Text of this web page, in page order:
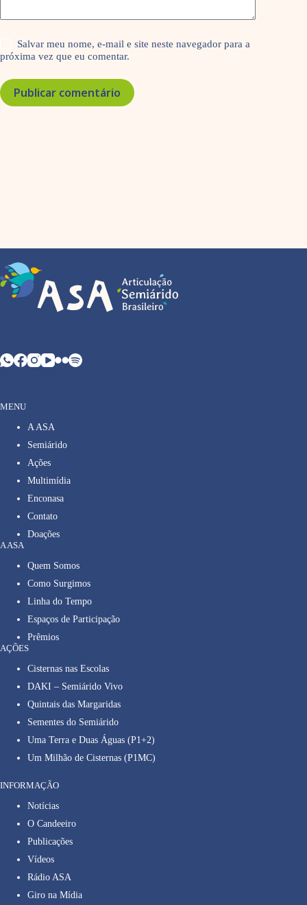
Salvar meu nome, e-mail e site neste navegador para a
próxima vez que eu comentar.
Publicar comentário
MENU
A ASA
Semiárido
Ações
Multimídia
Enconasa
Contato
Doações
A ASA
Quem Somos
Como Surgimos
Linha do Tempo
Espaços de Participação
Prêmios
AÇÕES
Cisternas nas Escolas
DAKI – Semiárido Vivo
Quintais das Margaridas
Sementes do Semiárido
Uma Terra e Duas Águas (P1+2)
Um Milhão de Cisternas (P1MC)
INFORMAÇÃO
Notícias
O Candeeiro
Publicações
Vídeos
Rádio ASA
Giro na Mídia